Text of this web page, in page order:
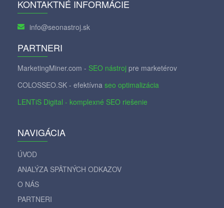
KONTAKTNÉ INFORMÁCIE
info@seonastroj.sk
PARTNERI
MarketingMiner.com - SEO nástroj pre marketérov
COLOSSEO.SK - efektívna seo optimalizácia
LENTiS Digital - komplexné SEO riešenie
NAVIGÁCIA
ÚVOD
ANALÝZA SPÄTNÝCH ODKAZOV
O NÁS
PARTNERI